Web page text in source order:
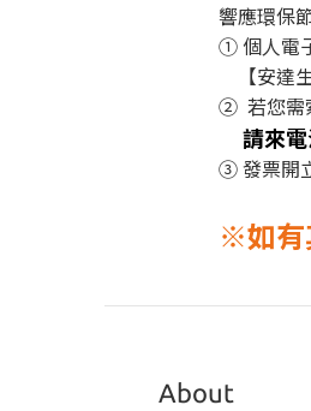
響應環保
① 個人電
【安達
② 若您需
請來電
③ 發票開
※如有
About